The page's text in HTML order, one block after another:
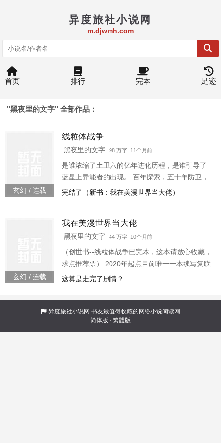
异度旅社小说网
m.djwmh.com
首页 排行 完本 足迹
"黑夜里的文字" 全部作品：
玄幻 / 连载
线粒体战争
黑夜里的文字 98 万字 11个月前
是谁浓缩了土卫六的亿年进化历程，是谁引导了
蓝星上异能者的出现。 百年探索，五十年防卫，
终将因第一代强者的陨落而陷入困境。战线一缩
产的狗蛋恒能否力挽狂澜，带领族人战胜大黑
暗。 焚灭剑，刺神枪能否找回昔日的荣光，一切
谜团皆在线粒体之战。
完结了（新书：我在美漫世界当大佬）
玄幻 / 连载
我在美漫世界当大佬
黑夜里的文字 44 万字 10个月前
（创世书--线粒体战争已完本，这本请放心收藏，
求点推荐票） 2020年起点目前唯一一本续写复联
四结局的小说。 隐退的英雄，崛起的少年，超大
的大佬王林，刚出生就因为不小心用错能力，导
致被众英雄打上了绿色帽王的的头衔。 众人为了
防止枕边人不知羞耻的找他美容，纷纷使尽浑身
解数来遮掩他的真实身份。 斗九头，灭巨人，寻
这算是走完了剧情？
异度旅社小说网 书友最值得收藏的网络小说阅读网
简体版 · 繁體版